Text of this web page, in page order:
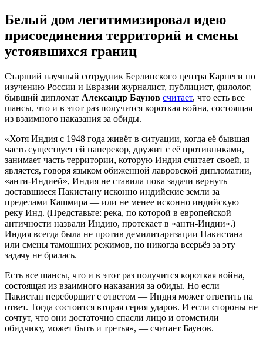
Белый дом легитимизировал идею
присоединения территорий и смены
устоявшихся границ
Старший научный сотрудник Берлинского центра Карнеги по
изучению России и Евразии журналист, публицист, филолог,
бывший дипломат Александр Баунов считает, что есть все
шансы, что и в этот раз получится короткая война, состоящая
из взаимного наказания за обиды.
«Хотя Индия с 1948 года живёт в ситуации, когда её бывшая
часть существует ей наперекор, дружит с её противниками,
занимает часть территории, которую Индия считает своей, и
является, говоря языком обиженной лавровской дипломатии,
«анти-Индией», Индия не ставила пока задачи вернуть
доставшиеся Пакистану исконно индийские земли за
пределами Кашмира — или не менее исконно индийскую
реку Инд. (Представьте: река, по которой в европейской
античности назвали Индию, протекает в «анти-Индии».)
Индия всегда была не против демилитаризации Пакистана
или смены тамошних режимов, но никогда всерьёз за эту
задачу не бралась.
Есть все шансы, что и в этот раз получится короткая война,
состоящая из взаимного наказания за обиды. Но если
Пакистан переборщит с ответом — Индия может ответить на
ответ. Тогда состоится вторая серия ударов. И если стороны не
сочтут, что они достаточно спасли лицо и отомстили
обидчику, может быть и третья», — считает Баунов.